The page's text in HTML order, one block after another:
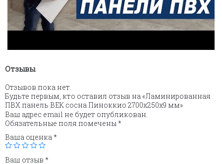
Отзывы
Отзывов пока нет.
Будьте первым, кто оставил отзыв на «Ламинированная
ПВХ панель ВЕК сосна Пиноккио 2700х250х9 мм»
Ваш адрес email не будет опубликован.
Обязательные поля помечены*
Ваша оценка*
Ваш отзыв *